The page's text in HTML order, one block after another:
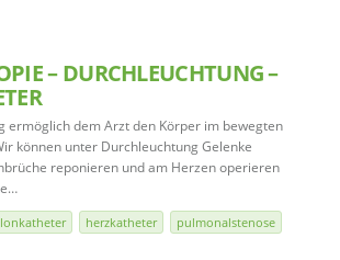
– DURCHLEUCHTUNG –
ermöglich dem Arzt den Körper im bewegten
können unter Durchleuchtung Gelenke
reponieren und am Herzen operieren
herzkatheter
pulmonalstenose